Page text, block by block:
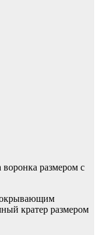
кратер размером